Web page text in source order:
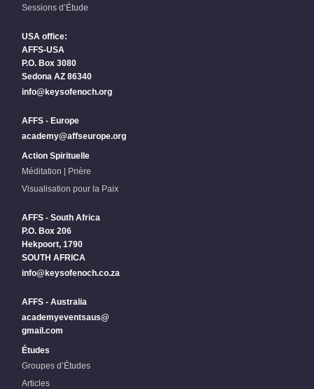
Sessions d’Étude
USA office:
AFFS-USA
P.O. Box 3080
Sedona AZ 86340
info@keysofenoch.org
AFFS - Europe
academy@affseurope.org
Action Spirituelle
Méditation | Prière
Visualisation pour la Paix
AFFS - South Africa
P.O. Box 206
Hekpoort, 1790
SOUTH AFRICA
info@keysofenoch.co.za
AFFS - Australia
academyeventsaus@
gmail.com
Études
Groupes d’Études
Articles